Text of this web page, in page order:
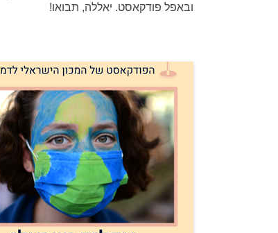
ובאפל פודקאסט. יאללה, תבואו!